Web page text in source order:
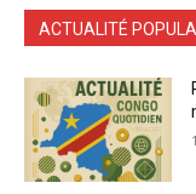
ACTUALITÉ